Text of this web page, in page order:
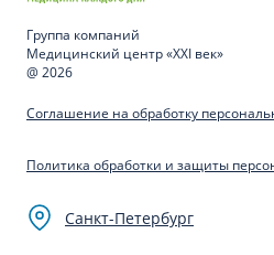
Группа компаний
Медицинский центр «XXI век»
@ 2026
Соглашение на обработку
Политика обработки и защиты
Санкт-Петербург